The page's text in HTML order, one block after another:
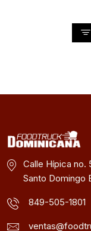
Calle Hípica no.
Santo Domingo
849-505-1801